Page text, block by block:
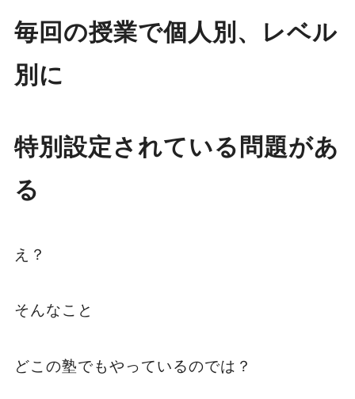
毎回の授業で個人別、レベル
別に
特別設定されている問題があ
る
え？
そんなこと
どこの塾でもやっているのでは？